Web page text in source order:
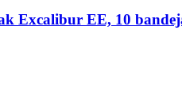
Excalibur EE, 10